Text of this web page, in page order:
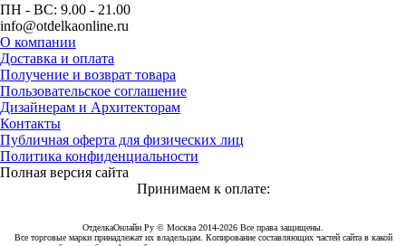
ПН - ВС: 9.00 - 21.00
info@otdelkaonline.ru
О компании
Доставка и оплата
Получение и возврат товара
Пользовательское соглашение
Дизайнерам и Архитекторам
Контакты
Публичная оферта для физических лиц
Политика конфиденциальности
Полная версия сайта
Принимаем к оплате:
ОтделкаОнлайн Ру © Москва 2014-2026 Все права защищены.
Все торговые марки принадлежат их владельцам. Копирование составляющих частей сайта в какой